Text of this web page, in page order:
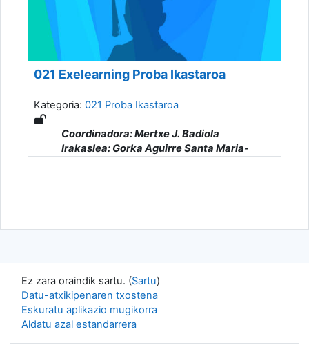
021 Exelearning Proba Ikastaroa
Kategoria: 021 Proba Ikastaroa
Coordinadora: Mertxe J. Badiola
Irakaslea: Gorka Aguirre Santa Maria-
Gonzalez
Irakaslea: Laura Ayuda Alvarez
Irakaslea: Leire Bengoetxea Otegi
Irakaslea: Ainhoa Bikuña Domingo
Irakaslea: Amaia Cabrera Garmendia
Ez zara oraindik sartu. (Sartu)
Datu-atxikipenaren txostena
Eskuratu aplikazio mugikorra
Aldatu azal estandarrera